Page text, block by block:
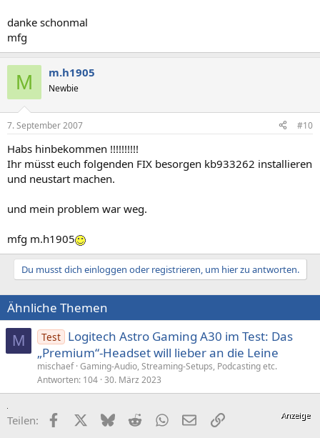
danke schonmal
mfg
M m.h1905
Newbie
7. September 2007 #10
Habs hinbekommen !!!!!!!!!!
Ihr müsst euch folgenden FIX besorgen kb933262 installieren
und neustart machen.
und mein problem war weg.
mfg m.h1905
Du musst dich einloggen oder registrieren, um hier zu antworten.
Ähnliche Themen
M Test Logitech Astro Gaming A30 im Test: Das
„Premium“-Headset will lieber an die Leine
mischaef Gaming-Audio, Streaming-Setups, Podcasting etc.
Antworten 104 30. März 2023
Teilen: FacebookX (Twitter)
BlueskyRedditWhatsApp
E-MailLink